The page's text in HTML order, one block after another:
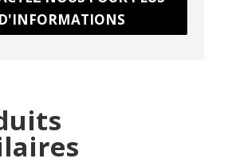
D'INFORMATIONS